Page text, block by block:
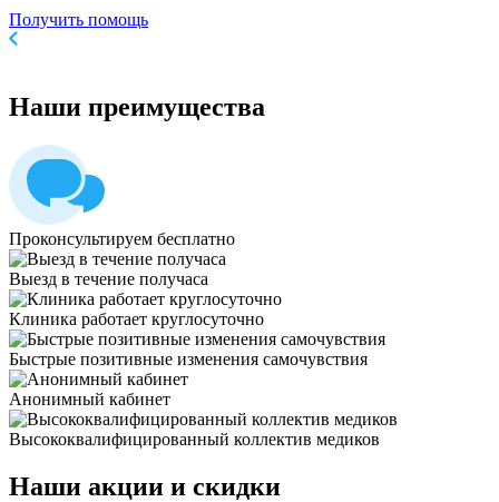
Получить помощь
Наши преимущества
Проконсультируем бесплатно
Выезд в течение получаса
Клиника работает круглосуточно
Быстрые позитивные изменения самочувствия
Анонимный кабинет
Высококвалифицированный коллектив медиков
Наши акции и скидки